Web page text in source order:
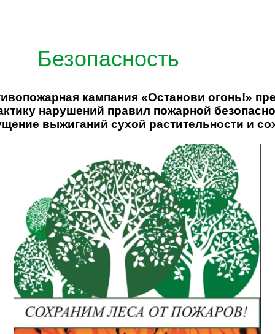
Безопасность
кампания «Останови огонь!»
нарушений правил пожарной
выжиганий сухой растительности и